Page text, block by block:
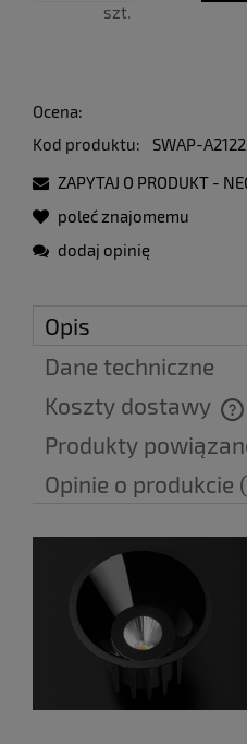
szt.
Ocena:
Kod produktu:
SWAP-
ZAPYTAJ O PRODUKT -
poleć znajomemu
dodaj opinię
Opis
Dane techniczne
Koszty dostawy
Cena nie zawiera
Produkty
Opinie o produkcie